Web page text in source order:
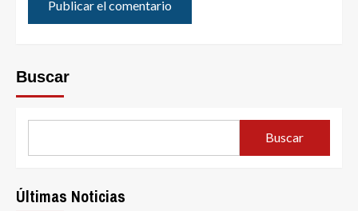
Buscar
Buscar
Últimas Noticias